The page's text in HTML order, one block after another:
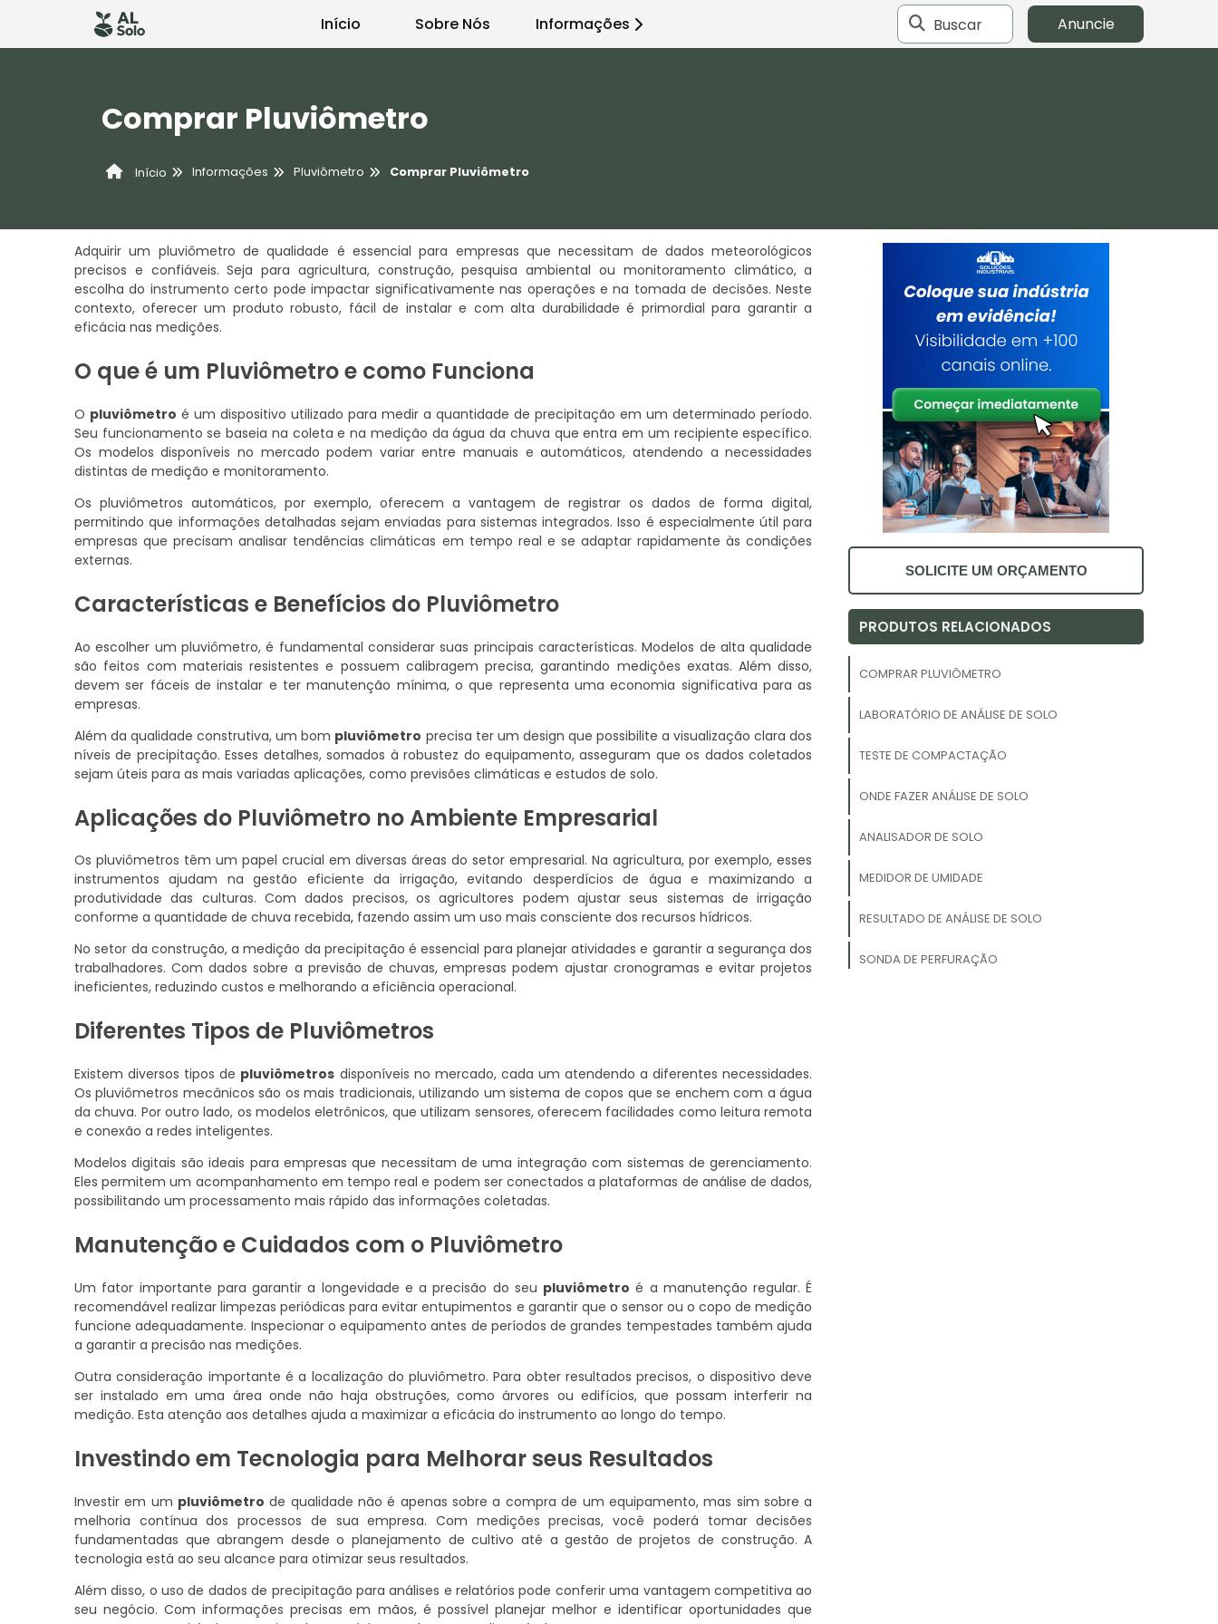
Início Sobre Nós Informações Buscar Anuncie
Comprar Pluviômetro
Início Informações Pluviômetro Comprar Pluviômetro
Adquirir um pluviômetro de qualidade é essencial para empresas que necessitam de dados meteorológicos
precisos e confiáveis. Seja para agricultura, construção, pesquisa ambiental ou monitoramento climático, a
escolha do instrumento certo pode impactar significativamente nas operações e na tomada de decisões. Neste
contexto, oferecer um produto robusto, fácil de instalar e com alta durabilidade é primordial para garantir a
eficácia nas medições.
O que é um Pluviômetro e como Funciona
O pluviômetro é um dispositivo utilizado para medir a quantidade de precipitação em um determinado período.
Seu funcionamento se baseia na coleta e na medição da água da chuva que entra em um recipiente específico.
Os modelos disponíveis no mercado podem variar entre manuais e automáticos, atendendo a necessidades
distintas de medição e monitoramento.
Os pluviômetros automáticos, por exemplo, oferecem a vantagem de registrar os dados de forma digital,
permitindo que informações detalhadas sejam enviadas para sistemas integrados. Isso é especialmente útil para
empresas que precisam analisar tendências climáticas em tempo real e se adaptar rapidamente às condições
externas.
Características e Benefícios do Pluviômetro
Ao escolher um pluviômetro, é fundamental considerar suas principais características. Modelos de alta qualidade
são feitos com materiais resistentes e possuem calibragem precisa, garantindo medições exatas. Além disso,
devem ser fáceis de instalar e ter manutenção mínima, o que representa uma economia significativa para as
empresas.
Além da qualidade construtiva, um bom pluviômetro precisa ter um design que possibilite a visualização clara dos
níveis de precipitação. Esses detalhes, somados à robustez do equipamento, asseguram que os dados coletados
sejam úteis para as mais variadas aplicações, como previsões climáticas e estudos de solo.
Aplicações do Pluviômetro no Ambiente Empresarial
Os pluviômetros têm um papel crucial em diversas áreas do setor empresarial. Na agricultura, por exemplo, esses
instrumentos ajudam na gestão eficiente da irrigação, evitando desperdícios de água e maximizando a
produtividade das culturas. Com dados precisos, os agricultores podem ajustar seus sistemas de irrigação
conforme a quantidade de chuva recebida, fazendo assim um uso mais consciente dos recursos hídricos.
No setor da construção, a medição da precipitação é essencial para planejar atividades e garantir a segurança dos
trabalhadores. Com dados sobre a previsão de chuvas, empresas podem ajustar cronogramas e evitar projetos
ineficientes, reduzindo custos e melhorando a eficiência operacional.
Diferentes Tipos de Pluviômetros
Existem diversos tipos de pluviômetros disponíveis no mercado, cada um atendendo a diferentes necessidades.
Os pluviômetros mecânicos são os mais tradicionais, utilizando um sistema de copos que se enchem com a água
da chuva. Por outro lado, os modelos eletrônicos, que utilizam sensores, oferecem facilidades como leitura remota
e conexão a redes inteligentes.
Modelos digitais são ideais para empresas que necessitam de uma integração com sistemas de gerenciamento.
Eles permitem um acompanhamento em tempo real e podem ser conectados a plataformas de análise de dados,
possibilitando um processamento mais rápido das informações coletadas.
Manutenção e Cuidados com o Pluviômetro
Um fator importante para garantir a longevidade e a precisão do seu pluviômetro é a manutenção regular. É
recomendável realizar limpezas periódicas para evitar entupimentos e garantir que o sensor ou o copo de medição
funcione adequadamente. Inspecionar o equipamento antes de períodos de grandes tempestades também ajuda
a garantir a precisão nas medições.
Outra consideração importante é a localização do pluviômetro. Para obter resultados precisos, o dispositivo deve
ser instalado em uma área onde não haja obstruções, como árvores ou edifícios, que possam interferir na
medição. Esta atenção aos detalhes ajuda a maximizar a eficácia do instrumento ao longo do tempo.
Investindo em Tecnologia para Melhorar seus Resultados
Investir em um pluviômetro de qualidade não é apenas sobre a compra de um equipamento, mas sim sobre a
melhoria contínua dos processos de sua empresa. Com medições precisas, você poderá tomar decisões
fundamentadas que abrangem desde o planejamento de cultivo até a gestão de projetos de construção. A
tecnologia está ao seu alcance para otimizar seus resultados.
Além disso, o uso de dados de precipitação para análises e relatórios pode conferir uma vantagem competitiva ao
seu negócio. Com informações precisas em mãos, é possível planejar melhor e identificar oportunidades que
SOLICITE UM ORÇAMENTO
PRODUTOS RELACIONADOS
COMPRAR PLUVIÔMETRO
LABORATÓRIO DE ANÁLISE DE SOLO
TESTE DE COMPACTAÇÃO
ONDE FAZER ANÁLISE DE SOLO
ANALISADOR DE SOLO
MEDIDOR DE UMIDADE
RESULTADO DE ANÁLISE DE SOLO
SONDA DE PERFURAÇÃO